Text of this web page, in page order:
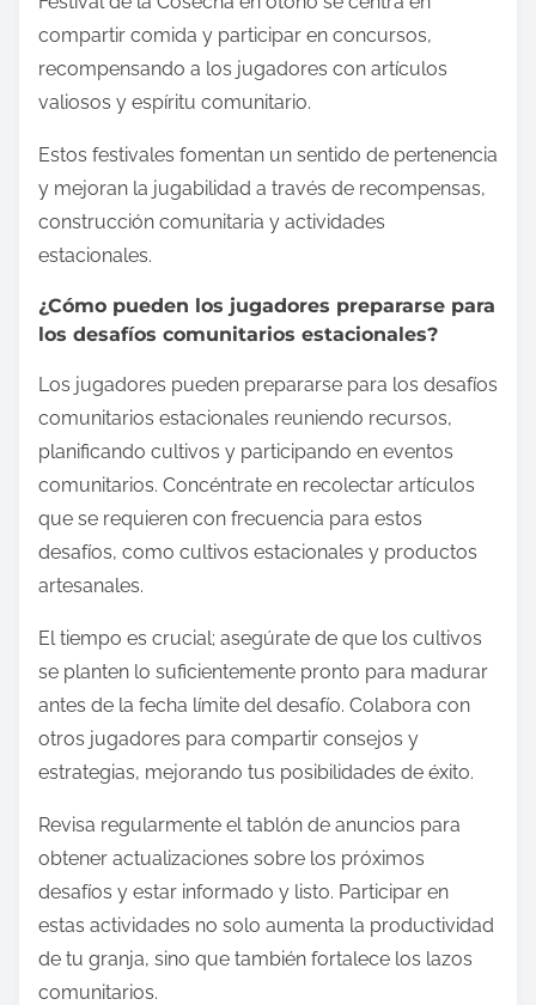
compartir comida y participar en concursos,
recompensando a los jugadores con artículos
valiosos y espíritu comunitario.
Estos festivales fomentan un sentido de pertenencia
y mejoran la jugabilidad a través de recompensas,
construcción comunitaria y actividades
estacionales.
¿Cómo pueden los jugadores prepararse para
los desafíos comunitarios estacionales?
Los jugadores pueden prepararse para los desafíos
comunitarios estacionales reuniendo recursos,
planificando cultivos y participando en eventos
comunitarios. Concéntrate en recolectar artículos
que se requieren con frecuencia para estos
desafíos, como cultivos estacionales y productos
artesanales.
El tiempo es crucial; asegúrate de que los cultivos
se planten lo suficientemente pronto para madurar
antes de la fecha límite del desafío. Colabora con
otros jugadores para compartir consejos y
estrategias, mejorando tus posibilidades de éxito.
Revisa regularmente el tablón de anuncios para
obtener actualizaciones sobre los próximos
desafíos y estar informado y listo. Participar en
estas actividades no solo aumenta la productividad
de tu granja, sino que también fortalece los lazos
comunitarios.